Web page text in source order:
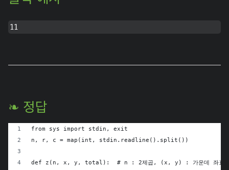
11
❧ 정답
from sys import stdin, exit
n, r, c = map(int, stdin.readline().split())
def z(n, x, y, total):  # n : 2제곱, (x, y) : 가운데 좌표